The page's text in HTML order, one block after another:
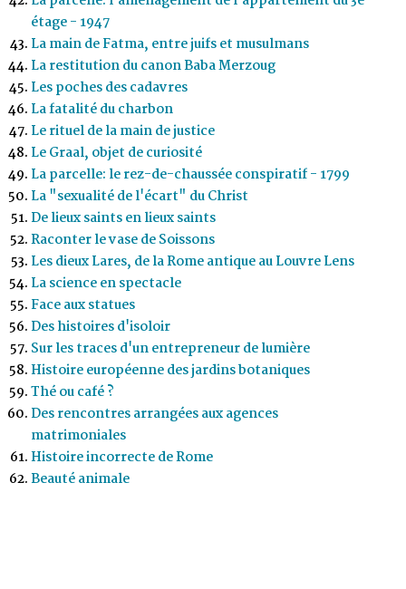
étage - 1947
La main de Fatma, entre juifs et musulmans
La restitution du canon Baba Merzoug
Les poches des cadavres
La fatalité du charbon
Le rituel de la main de justice
Le Graal, objet de curiosité
La parcelle: le rez-de-chaussée conspiratif - 1799
La "sexualité de l'écart" du Christ
De lieux saints en lieux saints
Raconter le vase de Soissons
Les dieux Lares, de la Rome antique au Louvre Lens
La science en spectacle
Face aux statues
Des histoires d'isoloir
Sur les traces d'un entrepreneur de lumière
Histoire européenne des jardins botaniques
Thé ou café ?
Des rencontres arrangées aux agences
matrimoniales
Histoire incorrecte de Rome
Beauté animale